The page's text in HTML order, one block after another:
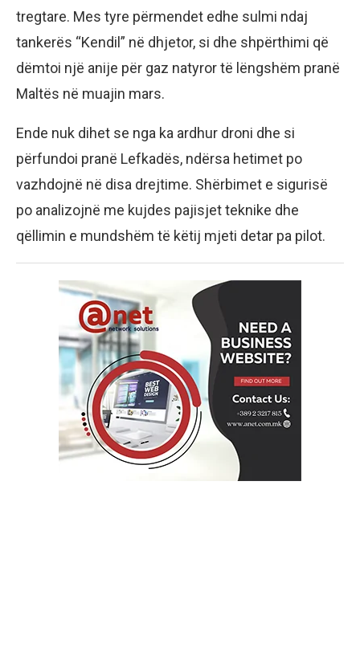
tregtare. Mes tyre përmendet edhe sulmi ndaj
tankerës “Kendil” në dhjetor, si dhe shpërthimi që
dëmtoi një anije për gaz natyror të lëngshëm pranë
Maltës në muajin mars.
Ende nuk dihet se nga ka ardhur droni dhe si
përfundoi pranë Lefkadës, ndërsa hetimet po
vazhdojnë në disa drejtime. Shërbimet e sigurisë
po analizojnë me kujdes pajisjet teknike dhe
qëllimin e mundshëm të këtij mjeti detar pa pilot.